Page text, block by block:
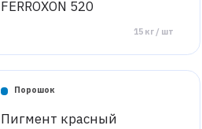
FERROXON 520
15 кг / шт
Порошок
Пигмент красный